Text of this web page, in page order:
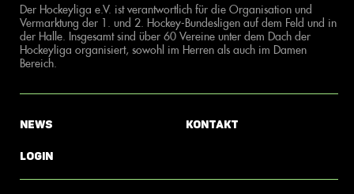
Der Hockeyliga e.V. ist verantwortlich für die Organisation und
Vermarktung der 1. und 2. Hockey-Bundesligen auf dem Feld und in
der Halle. Insgesamt sind über 60 Vereine unter dem Dach der
Hockeyliga organisiert, sowohl im Herren als auch im Damen
Bereich.
News
Login
Kontakt